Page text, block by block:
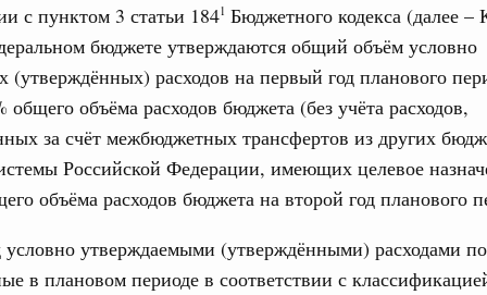
с пунктом 3 статьи 1841 Бюджетного кодекса (далее –
бюджете утверждаются общий объём условно
(утверждённых) расходов на первый год планового
общего объёма расходов бюджета (без учёта расходов,
за счёт межбюджетных трансфертов из других
Российской Федерации, имеющих целевое
объёма расходов бюджета на второй год планового
утверждаемыми (утверждёнными) расходами
в плановом периоде в соответствии с
2024, понедельник
усиливает цифровизацию законопроектной
2024, понедельник
переводит процедуру подготовки
в цифровой формат
2024, понедельник
3
10
24
31